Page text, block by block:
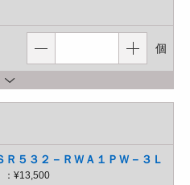
個
５３２－ＲＷＡ１ＰＷ－３Ｌ
¥13,500